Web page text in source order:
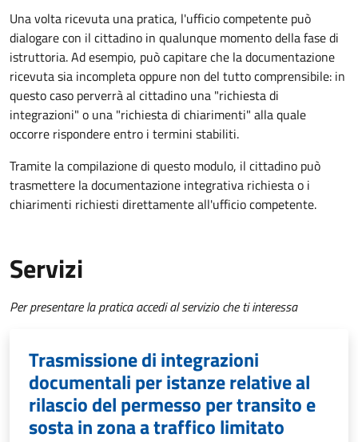
Una volta ricevuta una pratica, l'ufficio competente può
dialogare con il cittadino in qualunque momento della fase di
istruttoria. Ad esempio, può capitare che la documentazione
ricevuta sia incompleta oppure non del tutto comprensibile: in
questo caso perverrà al cittadino una "richiesta di
integrazioni" o una "richiesta di chiarimenti" alla quale
occorre rispondere entro i termini stabiliti.
Tramite la compilazione di questo modulo, il cittadino può
trasmettere la documentazione integrativa richiesta o i
chiarimenti richiesti direttamente all'ufficio competente.
Servizi
Per presentare la pratica accedi al servizio che ti interessa
Trasmissione di integrazioni
documentali per istanze relative al
rilascio del permesso per transito e
sosta in zona a traffico limitato